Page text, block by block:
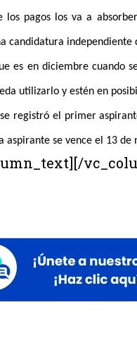
los pagos los va a
candidatura
es en diciembre cuando
utilizarlo y estén en
se registró el primer
aspirante se vence el 13 de